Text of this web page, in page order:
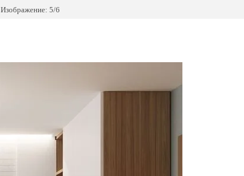
Изображение: 5/6